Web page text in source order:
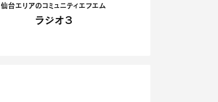
仙台エリアのコミュニティエフエム
ラジオ３